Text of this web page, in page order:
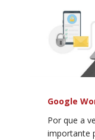
Google
Por que a
importante